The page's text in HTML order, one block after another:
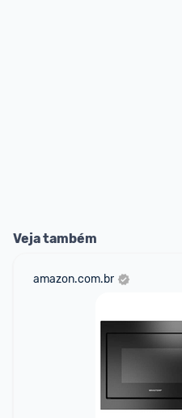
Veja também
amazon.com.br